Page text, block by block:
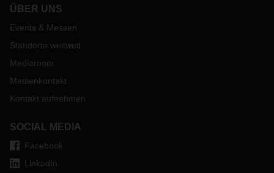
ÜBER UNS
Events & Messen
Standorte weltweit
Mediaroom
Medienkontakt
Kontakt aufnehmen
SOCIAL MEDIA
Facebook
LinkedIn